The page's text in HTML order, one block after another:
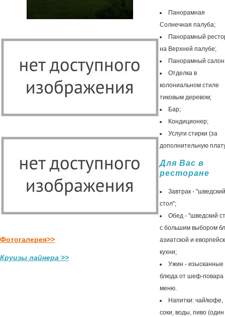
Фотогалерея>>
Круизы лайнера >>
Панорамная
Cолнечная палуба;
Панорамный
на Верхней палубе;
Панорамный
Отделка в
колониальном стиле
тиковым деревом;
Бар;
Кондиционер;
Услуги стирки (за
дополнительную
Для Вас в
ресторане
Завтрак - "шведский
стол";
Обед - "шведский
с большим выбором
азиатской и
кухни;
Ужин - изысканные
блюда от шеф-повара
меню.
Напитки: чай/кофе,
соки, воды, пиво (один